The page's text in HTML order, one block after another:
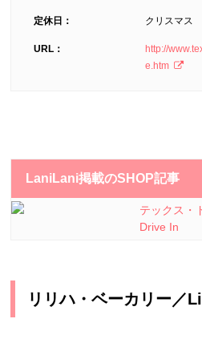
定休日： クリスマス
URL：
http://
e.htm
LaniLani掲載のSHOP記事
テックス・
Drive In
リリハ・ベーカリー／